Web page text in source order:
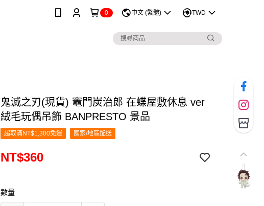
0 中文 (繁體) TWD
鬼滅之刃(現貨) 竈門炭治郎 在蝶屋敷休息 ver
絨毛玩偶吊飾 BANPRESTO 景品
超取滿NT$1,300免運 國家/地區配送
NT$360
數量